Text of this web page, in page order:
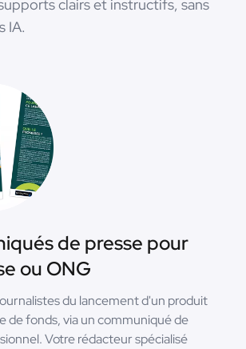
clairs et instructifs, sans
IA.
de presse pour
ou ONG
du lancement d'un produit
de fonds, via un communiqué de
Votre rédacteur spécialisé